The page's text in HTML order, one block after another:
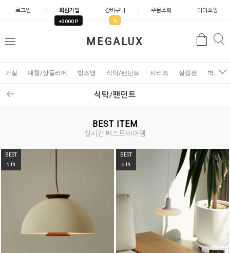
로그인 회원가입
+3000 P
장바구니
0
주문조회 마이쇼핑
MEGALUX
메
검
거실 대형/샹들리에 방조명 식탁/팬던트 시리즈 실링팬 벽조명
식탁/팬던트
BEST ITEM
실시간 베스트아이템
BEST
5 th
BEST
6 th